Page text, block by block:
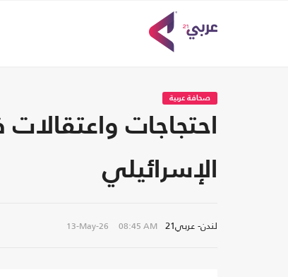
صحافة عربية
احتجاجات
الإسرائيلي
لندن- عربي21 13-May-26 08:45 AM